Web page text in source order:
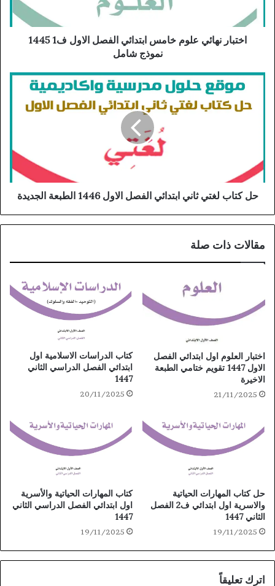
اختبار نهائي علوم خامس ابتدائي الفصل الاول ف1 1445
نموذج شامل
حل كتاب لغتي ثاني ابتدائي الفصل الاول 1446 الطبعة الجديدة
مقالات ذات صلة
اختبار العلوم اول ابتدائي الفصل
الاول 1447 تقويم ختامي الطبعة
الاخيرة
21/11/2025
كتاب الدراسات الاسلامية اول
ابتدائي الفصل الدراسي الثاني
1447
20/11/2025
حل كتاب المهارات الحياتية
والاسرية اول ابتدائي ف2 الفصل
الثاني 1447
19/11/2025
كتاب المهارات الحياتية والأسرية
اول ابتدائي الفصل الدراسي الثاني
1447
19/11/2025
اترك تعليقاً